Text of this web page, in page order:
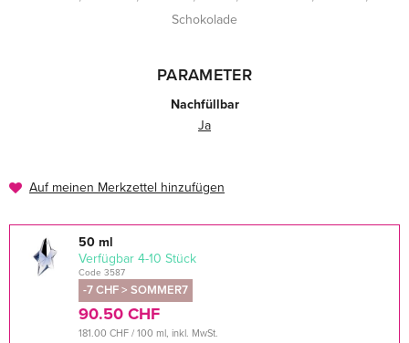
Schokolade
PARAMETER
Nachfüllbar
Ja
Auf meinen Merkzettel hinzufügen
50 ml
verfügbar 4-10 Stück
Code 3587
-7 CHF > SOMMER7
90.50 CHF
181.00 CHF / 100 ml, inkl. MwSt.